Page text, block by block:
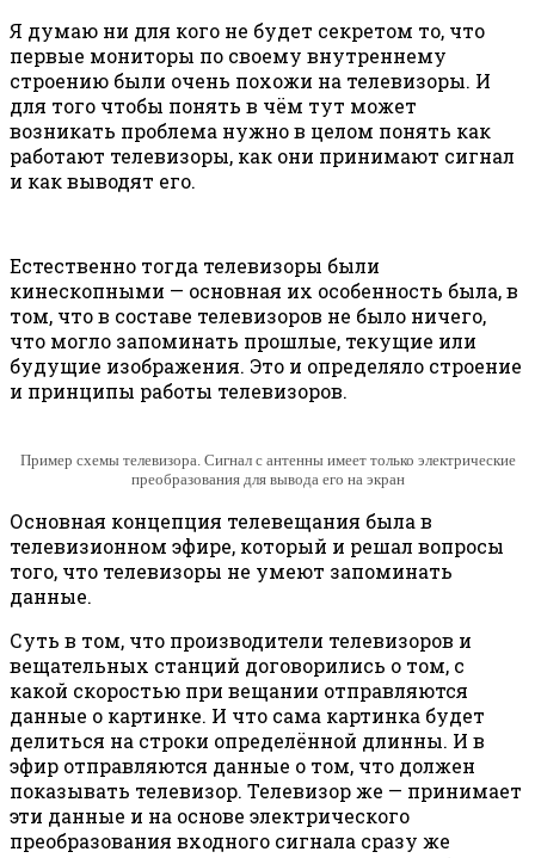
Я думаю ни для кого не будет секретом то, что
первые мониторы по своему внутреннему
строению были очень похожи на телевизоры. И
для того чтобы понять в чём тут может
возникать проблема нужно в целом понять как
работают телевизоры, как они принимают сигнал
и как выводят его.
Естественно тогда телевизоры были
кинескопными — основная их особенность была, в
том, что в составе телевизоров не было ничего,
что могло запоминать прошлые, текущие или
будущие изображения. Это и определяло строение
и принципы работы телевизоров.
Пример схемы телевизора. Сигнал с антенны имеет только электрические
преобразования для вывода его на экран
Основная концепция телевещания была в
телевизионном эфире, который и решал вопросы
того, что телевизоры не умеют запоминать
данные.
Суть в том, что производители телевизоров и
вещательных станций договорились о том, с
какой скоростью при вещании отправляются
данные о картинке. И что сама картинка будет
делиться на строки определённой длинны. И в
эфир отправляются данные о том, что должен
показывать телевизор. Телевизор же — принимает
эти данные и на основе электрического
преобразования входного сигнала сразу же